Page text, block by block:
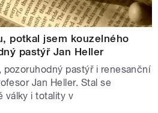
potkal jsem kouzelného
pastýř Jan Heller
pozoruhodný pastýř i renesanční
Jan Heller. Stal se
války i totality v